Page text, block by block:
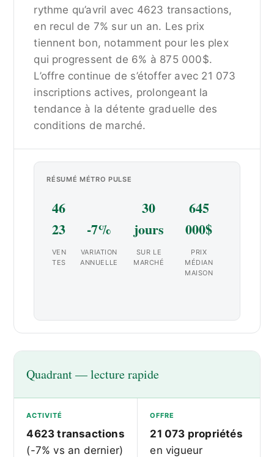
rythme qu’avril avec 4623 transactions,
en recul de 7% sur un an. Les prix
tiennent bon, notamment pour les plex
qui progressent de 6% à 875 000$.
L’offre continue de s’étoffer avec 21 073
inscriptions actives, prolongeant la
tendance à la détente graduelle des
conditions de marché.
RÉSUMÉ MÉTRO PULSE
46
23
-7%
30
jours
645
000$
VEN
TES
VARIATION
ANNUELLE
SUR LE
MARCHÉ
PRIX
MÉDIAN
MAISON
Quadrant — lecture rapide
ACTIVITÉ
4623 transactions
(-7% vs an dernier)
OFFRE
21 073 propriétés
en vigueur